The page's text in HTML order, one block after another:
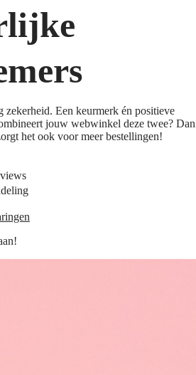
zekerheid. Een keurmerk én positieve
jouw webwinkel deze twee? Dan
het ook voor meer bestellingen!